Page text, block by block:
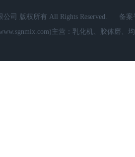
司 版权所有 All Rights Reserved.
备案
主营：乳化机、胶体磨